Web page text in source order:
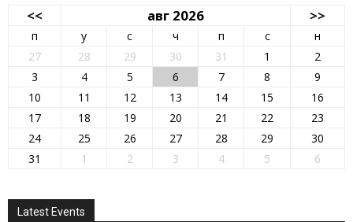
<< авг 2026 >>
п у с ч п с
н
27
28 29 30 31 1
2
3
4 5 6 7 8
9
10
11 12 13 14 15
16
17
18 19 20 21 22
23
24
25 26 27 28 29
30
31
1 2 3 4 5 6
Latest Events